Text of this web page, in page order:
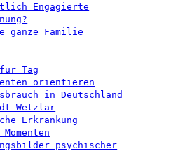
Engagierte
ganze Familie
Tag
orientieren
in Deutschland
Wetzlar
Erkrankung
psychischer